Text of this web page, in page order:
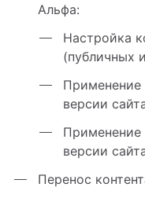
Альфа:
Настройка
(публичных
Применение
версии
Применение
версии
Перенос